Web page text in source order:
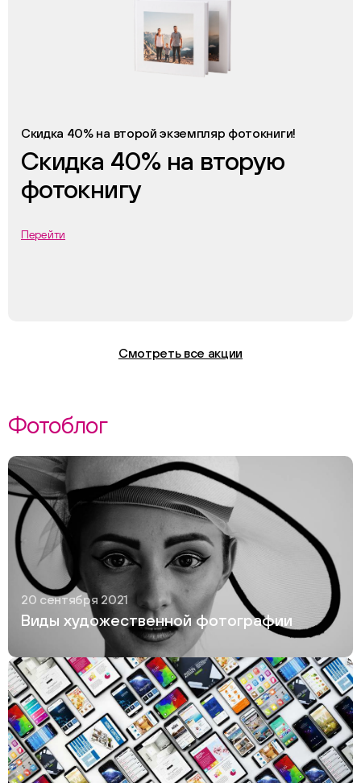
Скидка 40% на второй экземпляр фотокниги!
Скидка 40% на вторую
фотокнигу
Перейти
Смотреть все акции
Фотоблог
20 сентября 2021
Виды художественной фотографии